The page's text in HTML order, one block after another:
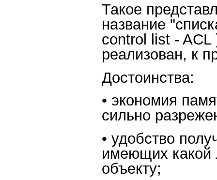
Такое
название
control list -
реализован, к
Достоинства:
• экономия
сильно
• удобство
имеющих какой
объекту;